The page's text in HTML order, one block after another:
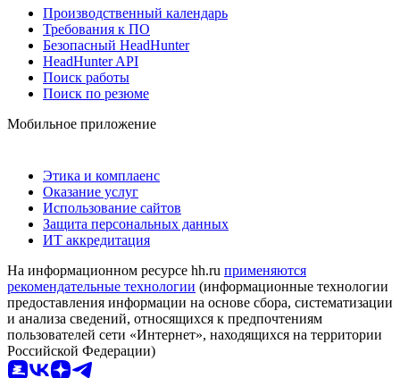
Производственный календарь
Требования к ПО
Безопасный HeadHunter
HeadHunter API
Поиск работы
Поиск по резюме
Мобильное приложение
Этика и комплаенс
Оказание услуг
Использование сайтов
Защита персональных данных
ИТ аккредитация
На информационном ресурсе hh.ru применяются
рекомендательные технологии (информационные технологии
предоставления информации на основе сбора, систематизации
и анализа сведений, относящихся к предпочтениям
пользователей сети «Интернет», находящихся на территории
Российской Федерации)